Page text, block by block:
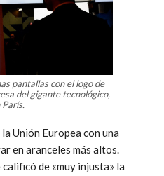
pantallas con el logo de
del gigante tecnológico,
París.
Unión Europea con una
en aranceles más altos.
de «muy injusta» la